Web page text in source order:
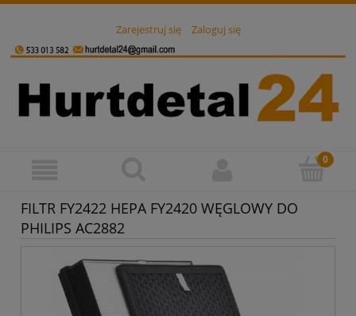
Zarejestruj się Zaloguj się
FILTR FY2422 HEPA FY2420 WĘGLOWY DO
PHILIPS AC2882